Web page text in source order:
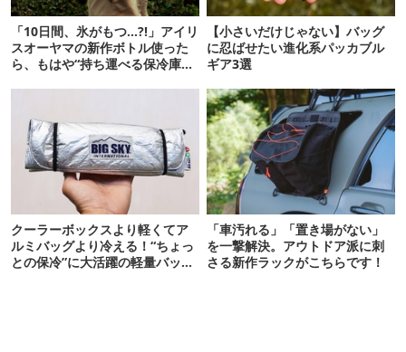
「10日間、氷がもつ…?!」アイリ
スオーヤマの新作ボトル使った
ら、もはや“持ち運べる保冷庫
【小さいだけじゃない】バッグ
に忍ばせたい進化系パッカブル
ギア3選
クーラーボックスより軽くてア
ルミバッグより冷える！“ちょっ
との保冷”に大活躍の軽量バッグ
「車汚れる」「置き場がない」
を一撃解決。アウトドア派に刺
さる新作ラックがこちらです！